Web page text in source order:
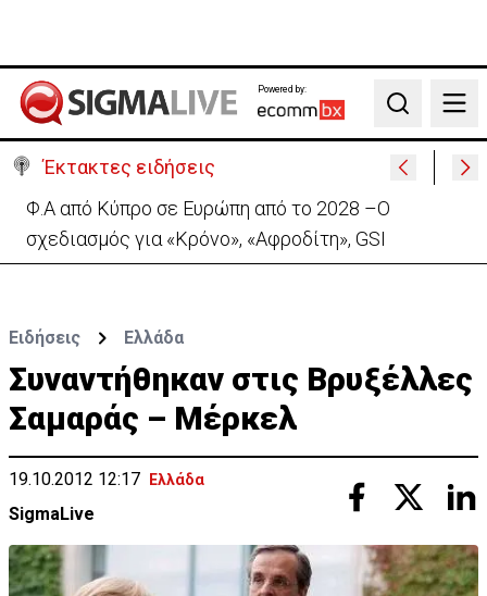
Powered by:
Search
Έκτακτες ειδήσεις
Πέθανε στα 74 του χρόνια ο ηθοποιός Νίκος
Καλογερόπουλος
Ειδήσεις Ελλάδα
Συναντήθηκαν στις Βρυξέλλες
Σαμαράς – Μέρκελ
19.10.2012 12:17 Ελλάδα
SigmaLive